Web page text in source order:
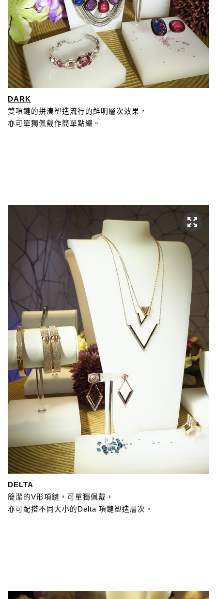
DARK
雙項鏈的拼湊塑造流行的鮮明層次效果，
亦可單獨佩戴作簡單點綴。
DELTA
簡潔的V形項鏈，可單獨佩戴，
亦可配搭不同大小的Delta 項鏈塑造層次。